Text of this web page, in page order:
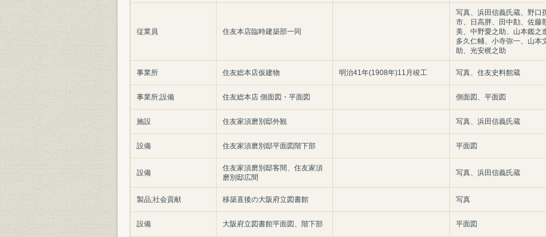
従業員 住友本店臨時建築部一同
写真、浜田信義氏蔵、野口
市、日高胖、田中勣、佐藤
美、中野愛之助、山本鑑之
多久仁輔、小寺弥一、山本
助、光安梶之助
事業所 住友総本店仮建物 明治41年(1908年)11月竣工 写真、住友史料館蔵
事業所;設備 住友総本店 側面図・平面図 側面図、平面図
施設 住友家須磨別邸外観 写真、浜田信義氏蔵
設備 住友家須磨別邸平面図階下部 平面図
設備
住友家須磨別邸客間、住友家須
磨別邸広間
写真、浜田信義氏蔵
製品;社会貢献 移築直後の大阪府立図書館 写真
設備 大阪府立図書館平面図、階下部 平面図